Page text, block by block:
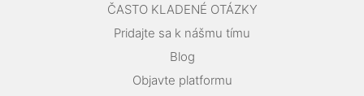
ČASTO KLADENÉ OTÁZKY
Pridajte sa k nášmu tímu
Blog
Objavte platformu